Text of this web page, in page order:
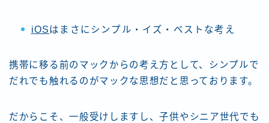
iOSはまさにシンプル・イズ・ベストな考え
携帯に移る前のマックからの考え方として、シンプルで
だれでも触れるのがマックな思想だと思っております。
だからこそ、一般受けしますし、子供やシニア世代でも